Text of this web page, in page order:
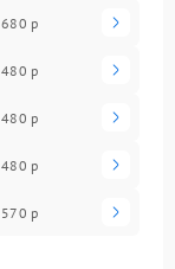
680 р
480 р
480 р
480 р
570 р